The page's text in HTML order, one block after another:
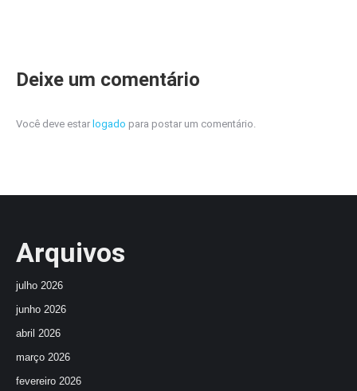
Deixe um comentário
Você deve estar logado para postar um comentário.
Arquivos
julho 2026
junho 2026
abril 2026
março 2026
fevereiro 2026